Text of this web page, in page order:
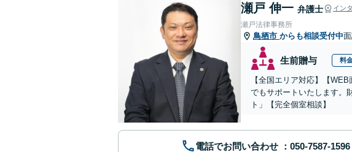
瀬戸 伸一 弁護士 イン
瀬戸法律事務所
鳥栖市 からも相談受付中
生前贈与 料
【全国エリア対応】【
でもサポートいたします。
ト」【完全個室相談】
電話でお問い合わせ